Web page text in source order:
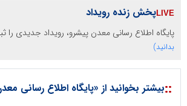
پخش زنده رویداد
پایگاه اطلاع رسانی معدن پیشرو، رویداد جدیدی
بدانید)
::بیشتر بخوانید از «پایگاه اطلاع رسانی